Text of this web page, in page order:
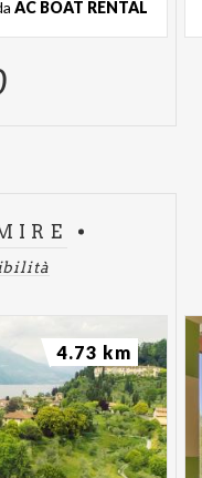
AC BOAT RENTAL
4.73 km